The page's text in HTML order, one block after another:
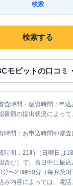
検索
検索する
モビットの口コミ
査時間・融資時間：申
書類の提出状況によっ
時間：お申込時間や審
時間：21時（日曜日は
含む）で、当日中に振
〜21時50分（毎月第3
み内容によっては、電